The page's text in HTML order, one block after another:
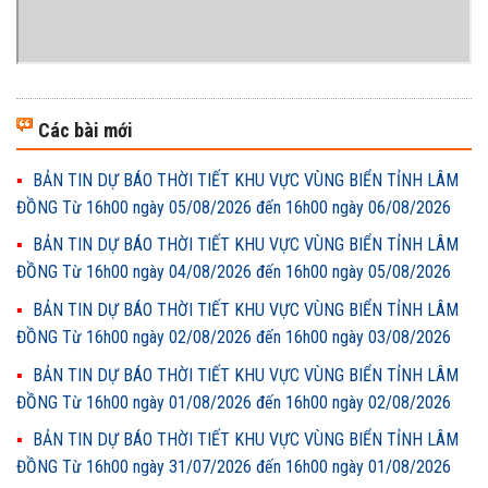
Các bài mới
BẢN TIN DỰ BÁO THỜI TIẾT KHU VỰC VÙNG BIỂN TỈNH LÂM
ĐỒNG Từ 16h00 ngày 05/08/2026 đến 16h00 ngày 06/08/2026
BẢN TIN DỰ BÁO THỜI TIẾT KHU VỰC VÙNG BIỂN TỈNH LÂM
ĐỒNG Từ 16h00 ngày 04/08/2026 đến 16h00 ngày 05/08/2026
BẢN TIN DỰ BÁO THỜI TIẾT KHU VỰC VÙNG BIỂN TỈNH LÂM
ĐỒNG Từ 16h00 ngày 02/08/2026 đến 16h00 ngày 03/08/2026
BẢN TIN DỰ BÁO THỜI TIẾT KHU VỰC VÙNG BIỂN TỈNH LÂM
ĐỒNG Từ 16h00 ngày 01/08/2026 đến 16h00 ngày 02/08/2026
BẢN TIN DỰ BÁO THỜI TIẾT KHU VỰC VÙNG BIỂN TỈNH LÂM
ĐỒNG Từ 16h00 ngày 31/07/2026 đến 16h00 ngày 01/08/2026